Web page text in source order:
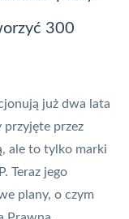
300
już dwa lata
przyjęte przez
ale to tylko marki
Teraz jego
plany, o czym